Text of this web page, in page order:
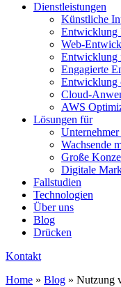
Dienstleistungen
Künstliche
Entwicklung
Web-
Entwicklung
Engagierte
Entwicklung
Cloud-
AWS
Lösungen für
Wachsende
Große
Digitale
Fallstudien
Technologien
Über uns
Blog
Drücken
Kontakt
Home » Blog » Nutzung